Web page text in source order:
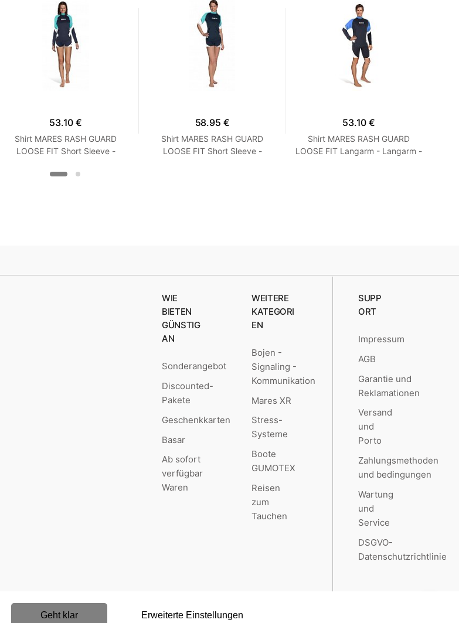
53.10 €
Shirt MARES RASH GUARD
LOOSE FIT Short Sleeve -
XXS Turquoise
58.95 €
Shirt MARES RASH GUARD
LOOSE FIT Short Sleeve -
53.10 €
Shirt MARES RASH GUARD
LOOSE FIT Langarm - Langarm -
WIE
BIETEN
GÜNSTIG
AN
Sonderangebot
Discounted-
Pakete
Geschenkkarten
Basar
Ab sofort
verfügbar
Waren
WEITERE
KATEGORI
EN
Bojen -
Signaling -
Kommunikation
Mares XR
Stress-
Systeme
Boote
GUMOTEX
Reisen
zum
Tauchen
SUPP
ORT
Impressum
AGB
Garantie und
Reklamationen
Versand
und
Porto
Zahlungsmethoden
und bedingungen
Wartung
und
Service
DSGVO-
Datenschutzrichtlinie
Geht klar Erweiterte Einstellungen